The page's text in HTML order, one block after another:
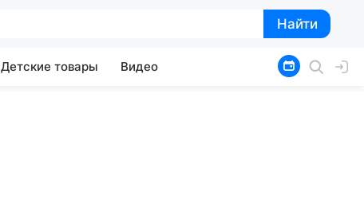
Найти
Найти
Детские товары Видео